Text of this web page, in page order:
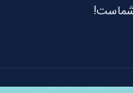
شماست!